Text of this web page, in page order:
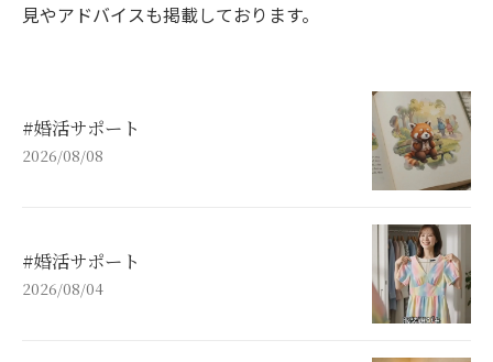
見やアドバイスも掲載しております。
#婚活サポート
2026/08/08
#婚活サポート
2026/08/04